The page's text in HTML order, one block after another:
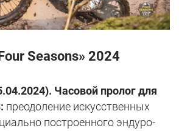
Seasons» 2024
Часовой пролог для
преодоление искусственных
построенного эндуро-